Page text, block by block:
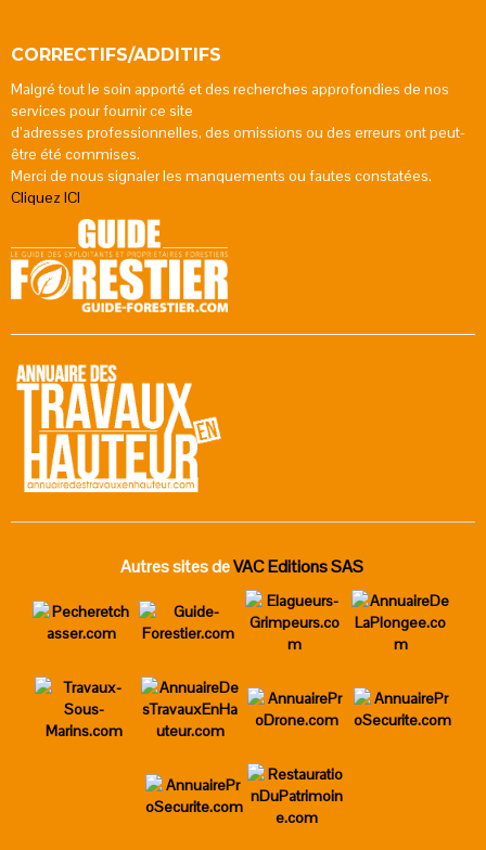
CORRECTIFS/ADDITIFS
Malgré tout le soin apporté et des recherches approfondies de nos
services pour fournir ce site
d’adresses professionnelles, des omissions ou des erreurs ont peut-
être été commises.
Merci de nous signaler les manquements ou fautes constatées.
Cliquez ICI
Autres sites deVAC Editions SAS